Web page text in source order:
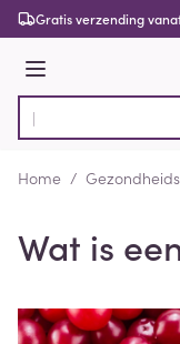
Ga naar de inhoud
Gratis verzending
Menu
Product, merk,
Home /
Wat is